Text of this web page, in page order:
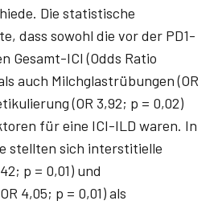
Die statistische
dass sowohl die vor der PD1-
Gesamt-ICI (Odds Ratio
auch Milchglastrübungen (OR
(OR 3,92; p = 0,02)
für eine ICI-ILD waren. In
stellten sich interstitielle
p = 0,01) und
4,05; p = 0,01) als